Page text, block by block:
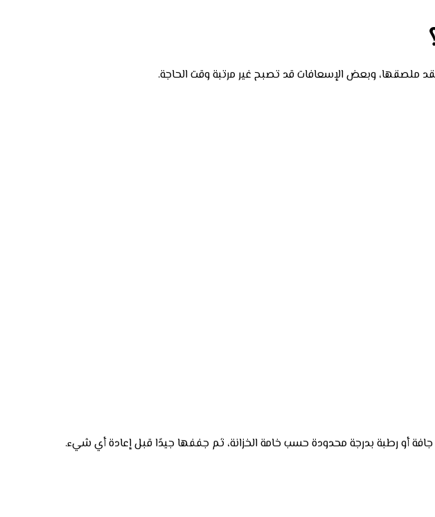
ملصقها، وبعض الإسعافات قد تصبح غير مرتبة وقت الحاجة.
أو رطبة بدرجة محدودة حسب خامة الخزانة، ثم جففها جيدًا قبل إعادة أي شيء.